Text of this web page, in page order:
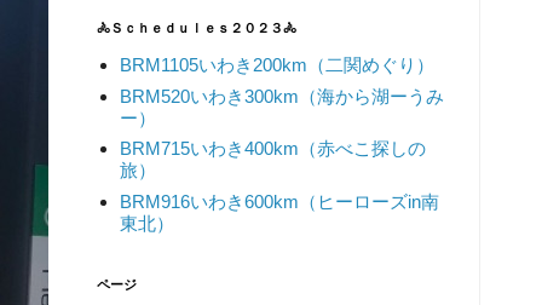
🚴Ｓｃｈｅｄｕｌｅｓ２０２３🚴
BRM1105いわき200km（二関めぐり）
BRM520いわき300km（海から湖ーうみ
ー）
BRM715いわき400km（赤べこ探しの
旅）
BRM916いわき600km（ヒーローズin南
東北）
ページ